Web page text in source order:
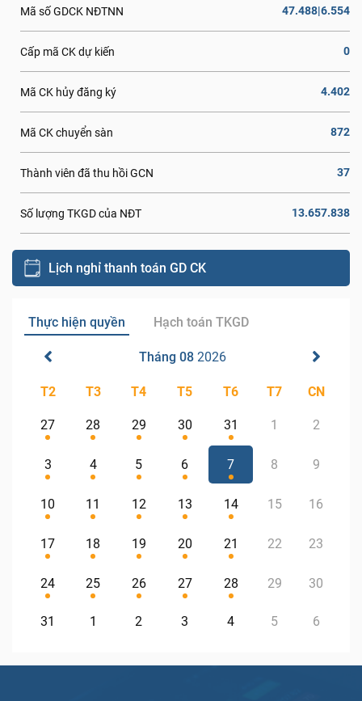
Mã số GDCK NĐTNN 47.488|6.554
Cấp mã CK dự kiến 0
Mã CK hủy đăng ký 4.402
Mã CK chuyển sàn 872
Thành viên đã thu hồi GCN 37
Số lượng TKGD của NĐT 13.657.838
Lịch nghỉ thanh toán GD CK
Thực hiện quyền Hạch toán TKGD
Tháng 08 2026
T2 T3 T4 T5 T6 T7 CN
27 28 29 30 31 1 2
3 4 5 6 7 8 9
10 11 12 13 14 15 16
17 18 19 20 21 22 23
24 25 26 27 28 29 30
31 1 2 3 4 5 6